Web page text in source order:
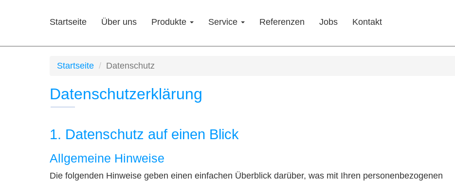
Startseite Über uns Produkte Service Referenzen Jobs Kontakt
Startseite Datenschutz
Datenschutzerklärung
1. Datenschutz auf einen Blick
Allgemeine Hinweise
Die folgenden Hinweise geben einen einfachen Überblick darüber, was mit Ihren personenbezogenen